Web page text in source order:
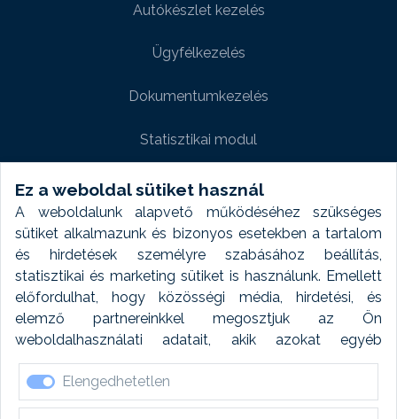
Ez a weboldal sütiket használ
A weboldalunk alapvető működéséhez szükséges
sütiket alkalmazunk és bizonyos esetekben a tartalom
és hirdetések személyre szabásához beállítás,
statisztikai és marketing sütiket is használunk. Emellett
előfordulhat, hogy közösségi média, hirdetési, és
elemző partnereinkkel megosztjuk az Ön
weboldalhasználati adatait, akik azokat egyéb
forrásokból gyűjtött adatokkal kombinálhatják. A sütik
elfogadásával kapcsolatosan naplózást végzünk és
ezen adatokat 6 hónap után automatikusan töröljük. A
Elengedhetetlen
Autókészlet kezelés
Ügyfélkezelés
Dokumentumkezelés
Statisztikai modul
Weboldal modul
Fényképtár extra modul
Autómosó modul
Feladatütemezés